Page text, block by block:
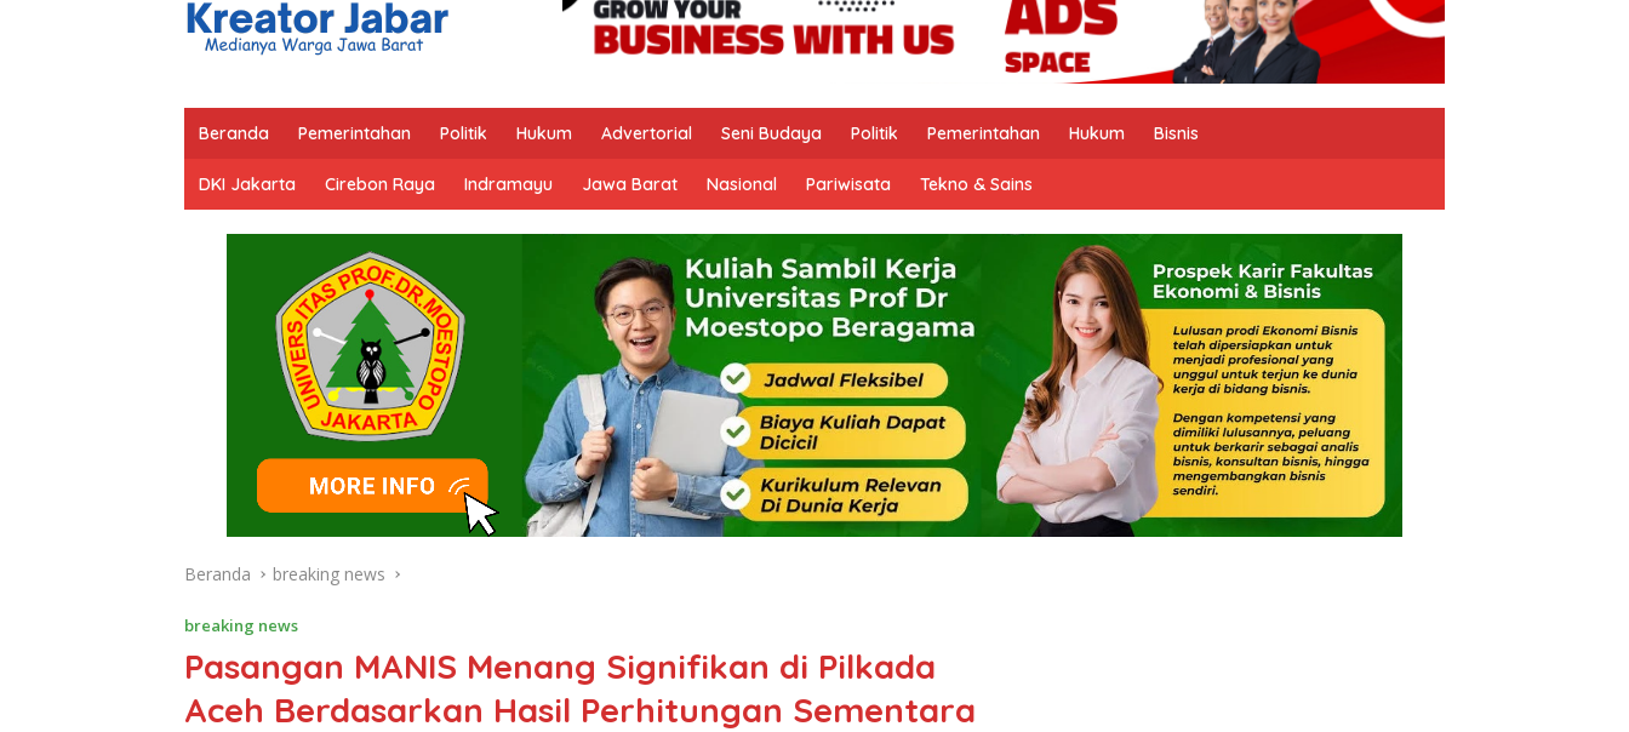
Beranda Pemerintahan Politik Hukum Advertorial Seni Budaya Politik Pemerintahan Hukum Bisnis
DKI Jakarta Cirebon Raya Indramayu Jawa Barat Nasional Pariwisata Tekno & Sains
Beranda breaking news
breaking news
Pasangan MANIS Menang Signifikan di Pilkada
Aceh Berdasarkan Hasil Perhitungan Sementara